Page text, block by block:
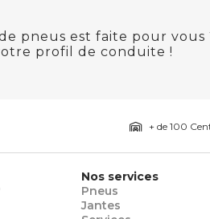
pneus est faite pour vous
profil de conduite !
+ de 100
Nos services
Pneus
Jantes